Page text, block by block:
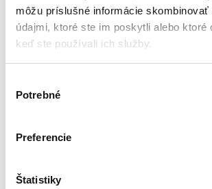
môžu príslušné informácie
údajmi, ktoré ste im poskytli alebo ktoré
keď ste používali ich služby.
súhlasu
Potrebné
Preferencie
Štatistiky